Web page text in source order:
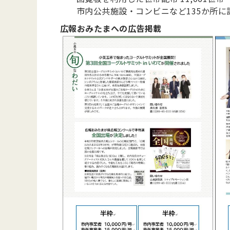
市内公共施設・コンビニなど135か所に
広報おみたまへの広告掲載